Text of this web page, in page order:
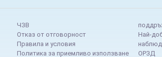
ЧЗВ
Отказ от отговорност
Правила и условия
Политика за приемливо използване
Най-
ОРЗД